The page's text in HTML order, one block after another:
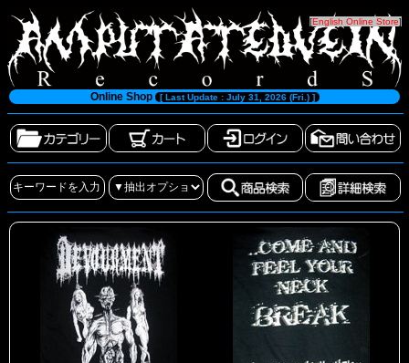
[English Online Store]
Online Shop [ Last Update : July 31, 2026 (Fri.) ]